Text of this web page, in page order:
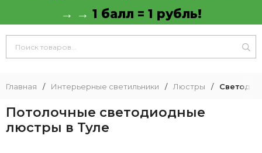
→ → 1 балл = 1 рубль!
Главная / Интерьерные светильники / Люстры /
Потолочные светодиодные
люстры в Туле